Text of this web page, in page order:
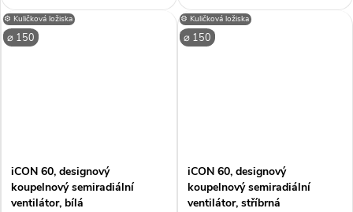
klapkou a pohybovým
senzorem airRoxy pRestige
150 ZG MS je určen nejen pro
mm (k potrubí), barva
antracit;černá, elegantní design,
3 roky záruka, automatická
⚙️ Kuličková ložiska
⌀ 150
iCON 60, designový
koupelnový semiradiální
ventilátor, bílá
⚙️ Kuličková ložiska
⌀ 150
iCON 60, designový
koupelnový semiradiální
ventilátor, stříbrná